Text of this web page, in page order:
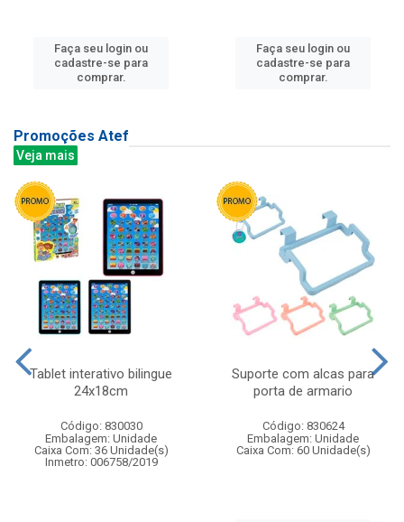
Faça seu login ou
cadastre-se para
comprar.
Faça seu login ou
cadastre-se para
comprar.
Promoções Atef
Veja mais
Tablet interativo bilingue
24x18cm
Código: 830030
Embalagem: Unidade
Caixa Com: 36 Unidade(s)
Inmetro: 006758/2019
Suporte com alcas para
porta de armario
Código: 830624
Embalagem: Unidade
Caixa Com: 60 Unidade(s)